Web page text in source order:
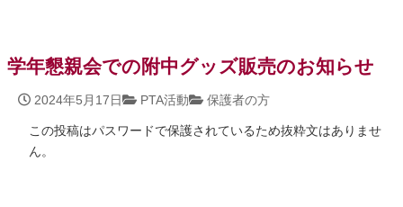
学年懇親会での附中グッズ販売のお知らせ
2024年5月17日 PTA活動 保護者の方
この投稿はパスワードで保護されているため抜粋文はありませ
ん。